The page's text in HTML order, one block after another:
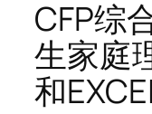
CFP综
生家庭
和